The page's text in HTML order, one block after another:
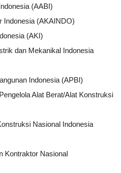
(AABI)
Indonesia (AKAINDO)
(AKI)
dan Mekanikal Indonesia
Indonesia (APBI)
Alat Berat/Alat Konstruksi
Nasional Indonesia
Kontraktor Nasional